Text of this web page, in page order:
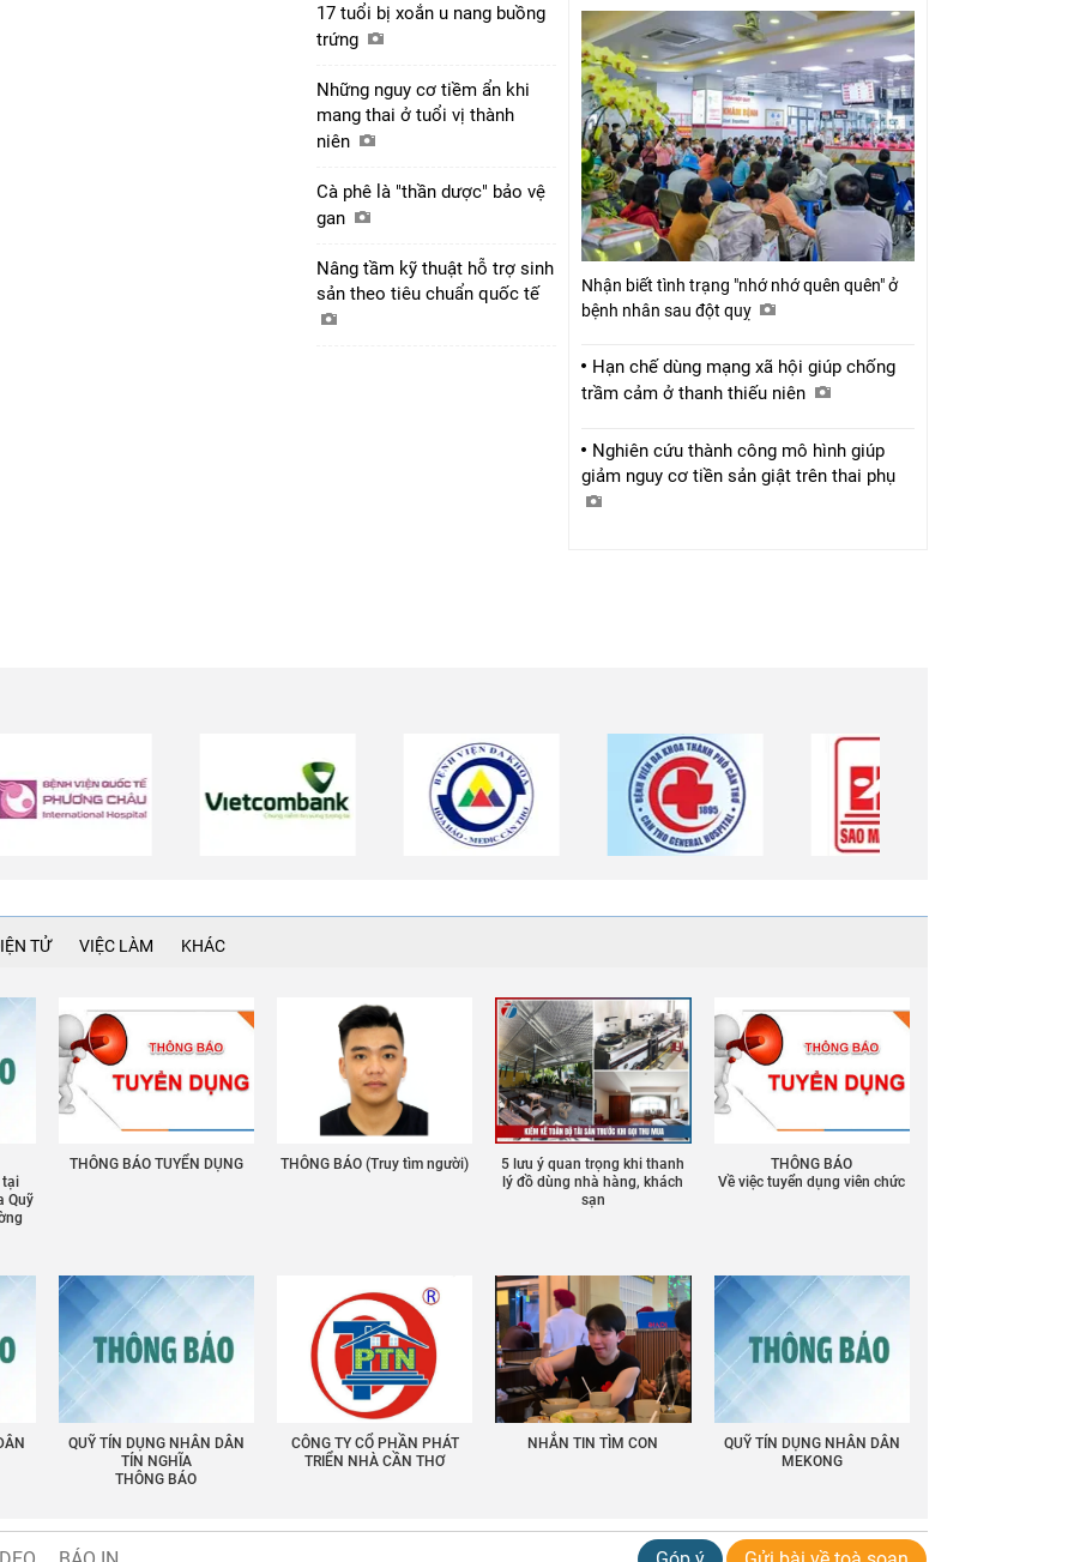
17 tuổi bị xoắn u nang buồng
trứng
Những nguy cơ tiềm ẩn khi
mang thai ở tuổi vị thành
niên
Cà phê là "thần dược" bảo vệ
gan
Nâng tầm kỹ thuật hỗ trợ sinh
sản theo tiêu chuẩn quốc tế
Nhận biết tình trạng "nhớ nhớ quên quên" ở
bệnh nhân sau đột quỵ
Hạn chế dùng mạng xã hội giúp chống
trầm cảm ở thanh thiếu niên
Nghiên cứu thành công mô hình giúp
giảm nguy cơ tiền sản giật trên thai phụ
TỬ VIỆC LÀM KHÁC
tại
Quỹ
THÔNG BÁO TUYỂN DỤNG THÔNG BÁO (Truy tìm người)
5 lưu ý quan trọng khi thanh
lý đồ dùng nhà hàng, khách
sạn
THÔNG BÁO
Về việc tuyển dụng viên chức
QUỸ TÍN DỤNG NHÂN DÂN
TÍN NGHĨA
THÔNG BÁO
CÔNG TY CỔ PHẦN PHÁT
TRIỂN NHÀ CẦN THƠ
NHẮN TIN TÌM CON
QUỸ TÍN DỤNG NHÂN DÂN
MEKONG